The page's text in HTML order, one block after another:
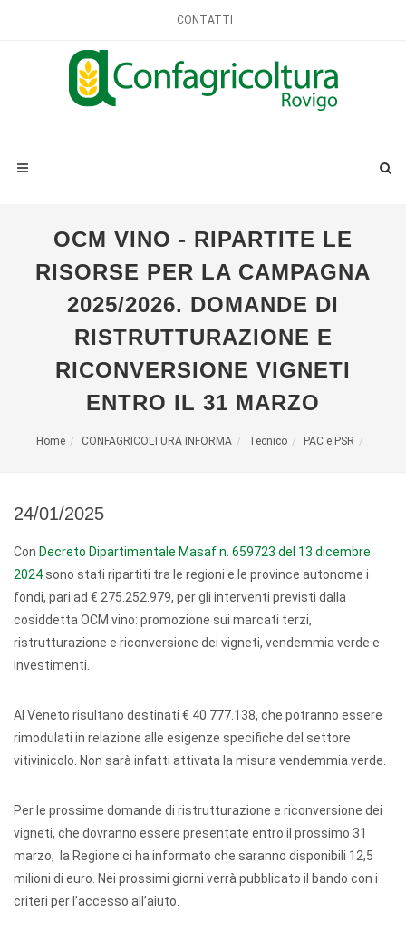
CONTATTI
OCM VINO - RIPARTITE LE
RISORSE PER LA CAMPAGNA
2025/2026. DOMANDE DI
RISTRUTTURAZIONE E
RICONVERSIONE VIGNETI
ENTRO IL 31 MARZO
Home CONFAGRICOLTURA INFORMA Tecnico PAC e PSR
24/01/2025
Con Decreto Dipartimentale Masaf n. 659723 del 13 dicembre
2024sono stati ripartiti tra le regioni e le province autonome i
fondi, pari ad € 275.252.979, per gli interventi previsti dalla
cosiddetta OCM vino: promozione sui marcati terzi,
ristrutturazione e riconversione dei vigneti, vendemmia verde e
investimenti.
Al Veneto risultano destinati € 40.777.138, che potranno essere
rimodulati in relazione alle esigenze specifiche del settore
vitivinicolo. Non sarà infatti attivata la misura vendemmia verde.
Per le prossime domande di ristrutturazione e riconversione dei
vigneti, che dovranno essere presentate entro il prossimo 31
marzo, la Regione ci ha informato che saranno disponibili 12,5
milioni di euro. Nei prossimi giorni verrà pubblicato il bando con i
criteri per l’accesso all’aiuto.